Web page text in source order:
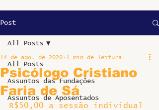
Post
All Posts
Assuntos das Fundações
Assuntos de Aposentados
All Posts
Psicólogo Cristiano
Faria de Sá
14 de ago. de 2020 1 min de leitura
R$50,00 a sessão individual